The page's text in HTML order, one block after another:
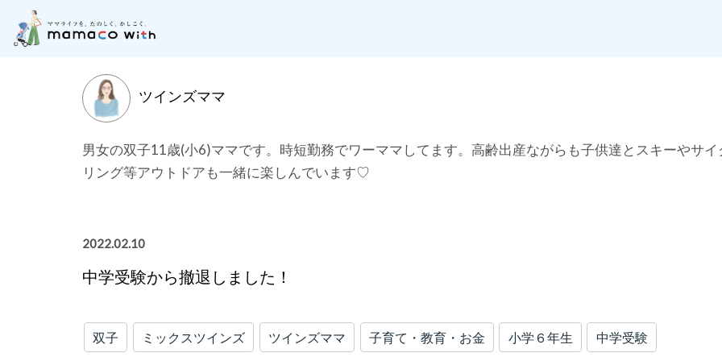
月齢別に記事を探す
ツインズママ
男女の双子11歳(小6)ママです。時短勤務でワーママしてます。高齢出産ながらも子供達とスキーやサイ
リング等アウトドアも一緒に楽しんでいます♡
2022.02.10
中学受験から撤退しました！
双子 ミックスツインズ ツインズママ 子育て・教育・お金 小学６年生 中学受験